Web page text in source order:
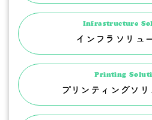
Infrastructure
インフラソリュ
Printing
プリンティングソ